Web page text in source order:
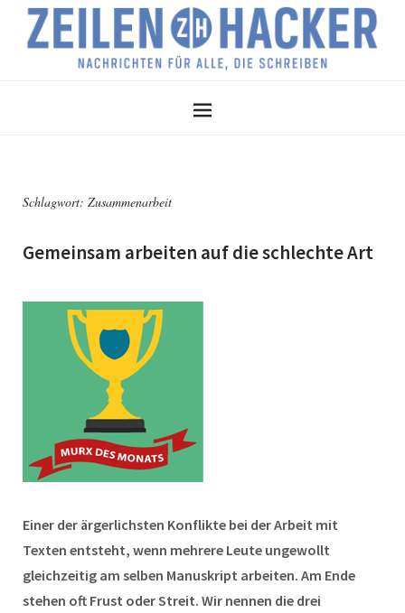
Schlagwort: Zusammenarbeit
Gemeinsam arbeiten auf die schlechte Art
Einer der ärgerlichsten Konflikte bei der Arbeit mit
Texten entsteht, wenn mehrere Leute ungewollt
gleichzeitig am selben Manuskript arbeiten. Am Ende
stehen oft Frust oder Streit. Wir nennen die drei